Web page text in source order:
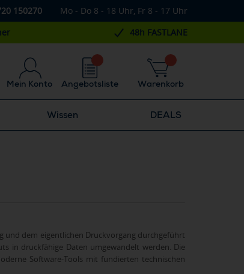
150270 Mo - Do 8 - 18 Uhr, Fr 8 - 17 Uhr
48h FASTLANE
Mein Konto Warenkorb
Angebotsliste
Wissen DEALS
und dem eigentlichen Druckvorgang durchgeführt
in druckfähige Daten umgewandelt werden. Die
Software-Tools mit fundierten technischen